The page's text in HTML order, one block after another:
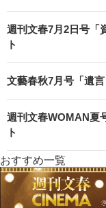
週刊文春7月2日号「
ト
文藝春秋7月号「遺
週刊文春WOMAN夏
ト
おすすめ一覧